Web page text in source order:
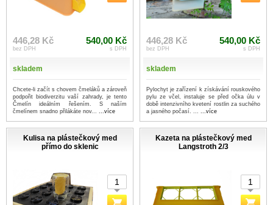
446,28 Kč
bez DPH
540,00 Kč
s DPH
skladem
Chcete-li začít s chovem čmeláků a zároveň
podpořit biodiverzitu vaší zahrady, je tento
Čmelín ideálním řešením. S naším
čmelínem snadno přilákáte nov... ...více
446,28 Kč
bez DPH
540,00 Kč
s DPH
skladem
Pylochyt je zařízení k získávání rouskového
pylu ze včel, instaluje se před očka úlu v
době intenzivního kvetení rostlin za suchého
a jasného počasí. ... ...více
Kulisa na plástečkový med
přímo do sklenic
Kazeta na plástečkový med
Langstroth 2/3